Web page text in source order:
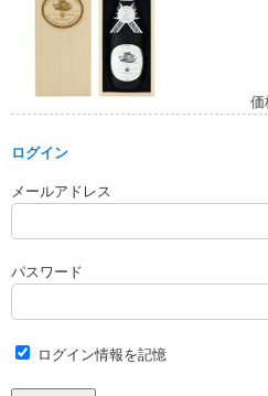
価
ログイン
メールアドレス
パスワード
ログイン情報を記憶